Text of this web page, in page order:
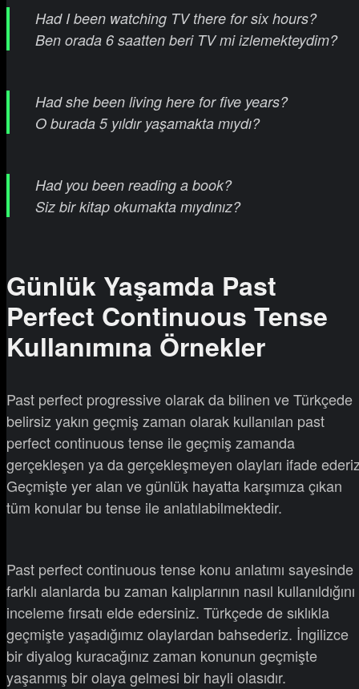
Had I been watching TV there for six hours?
Ben orada 6 saatten beri TV mi izlemekteydim?
Had she been living here for five years?
O burada 5 yıldır yaşamakta mıydı?
Had you been reading a book?
Siz bir kitap okumakta mıydınız?
Günlük Yaşamda Past
Perfect Continuous Tense
Kullanımına Örnekler
Past perfect progressive olarak da bilinen ve Türkçede
belirsiz yakın geçmiş zaman olarak kullanılan past
perfect continuous tense ile geçmiş zamanda
gerçekleşen ya da gerçekleşmeyen olayları ifade
Geçmişte yer alan ve günlük hayatta karşımıza çıkan
tüm konular bu tense ile anlatılabilmektedir.
Past perfect continuous tense konu anlatımı sayesinde
farklı alanlarda bu zaman kalıplarının nasıl kullanıldığını
inceleme fırsatı elde edersiniz. Türkçede de sıklıkla
geçmişte yaşadığımız olaylardan bahsederiz. İngilizce
bir diyalog kuracağınız zaman konunun geçmişte
yaşanmış bir olaya gelmesi bir hayli olasıdır.